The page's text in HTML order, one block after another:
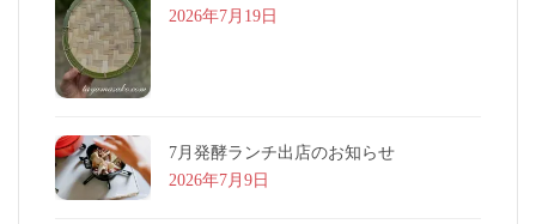
2026年7月19日
7月発酵ランチ出店のお知らせ
2026年7月9日